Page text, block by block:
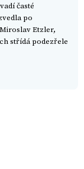
časté
po
Etzler,
střídá podezřele